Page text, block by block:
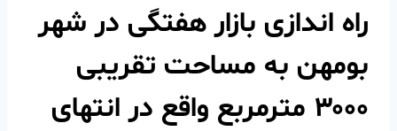
راه اندازی بازار هفتگی در شهر
بومهن به مساحت تقریبی
۳۰۰۰ مترمربع واقع در انتهای